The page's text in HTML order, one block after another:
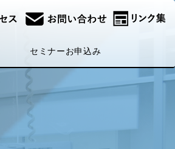
セミナーお申込み